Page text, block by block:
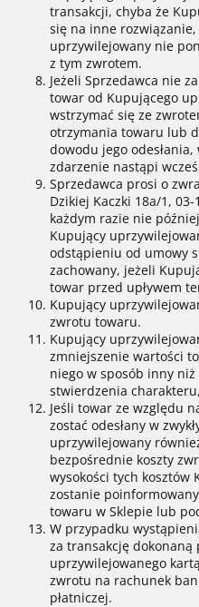
transakcji, chyba że
się na inne
uprzywilejowany nie
z tym zwrotem.
Jeżeli Sprzedawca nie
towar od Kupującego
wstrzymać się ze
otrzymania towaru lub
dowodu jego
zdarzenie nastąpi
Sprzedawca prosi o
Dzikiej Kaczki 18a/1,
każdym razie nie
Kupujący
odstąpieniu od umowy
zachowany, jeżeli
towar przed upływem
Kupujący
zwrotu towaru.
Kupujący
zmniejszenie wartości
niego w sposób inny niż
stwierdzenia
Jeśli towar ze względu
zostać odesłany w
uprzywilejowany
bezpośrednie koszty
wysokości tych kosztów
zostanie
towaru w Sklepie lub
W przypadku
za transakcję dokonaną
uprzywilejowanego
zwrotu na rachunek
płatniczej.